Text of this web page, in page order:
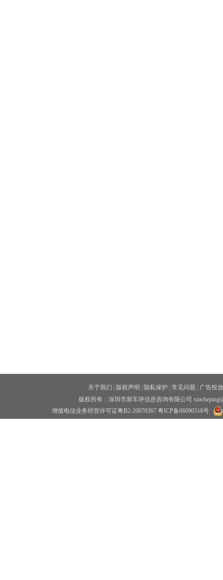
关于我们 版权声明 隐私保护 常见问题
广告投放
版权所有：深圳市新车评信息咨询有限公司
增值电信业务经营许可证粤B2-20070367 粤ICP备06090518号